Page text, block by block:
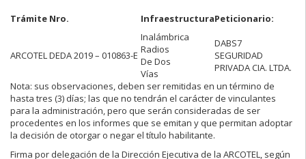
Trámite Nro. InfraestructuraPeticionario:
ARCOTEL DEDA 2019 – 010863-E
Inalámbrica
Radios
De Dos
Vías
DABS7
SEGURIDAD
PRIVADA CIA. LTDA.
Nota: sus observaciones, deben ser remitidas en un término de
hasta tres (3) días; las que no tendrán el carácter de vinculantes
para la administración, pero que serán consideradas de ser
procedentes en los informes que se emitan y que permitan adoptar
la decisión de otorgar o negar el título habilitante.
Firma por delegación de la Dirección Ejecutiva de la ARCOTEL, según